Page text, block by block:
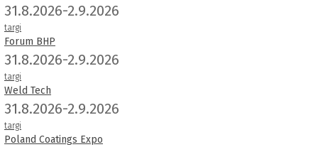
31.8.2026-2.9.2026
targi
Forum BHP
31.8.2026-2.9.2026
targi
Weld Tech
31.8.2026-2.9.2026
targi
Poland Coatings Expo